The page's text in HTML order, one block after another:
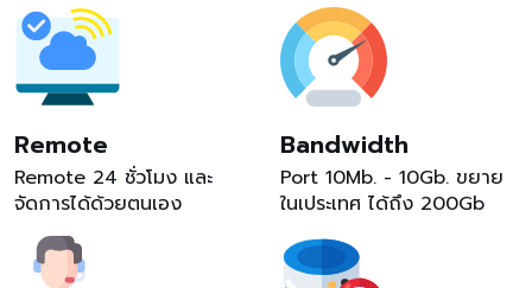
Remote
Remote 24 ชั่วโมง และ
จัดการได้ด้วยตนเอง
Bandwidth
Port 10Mb. - 10Gb. ขยาย
ในเประเทศ ได้ถึง 200Gb